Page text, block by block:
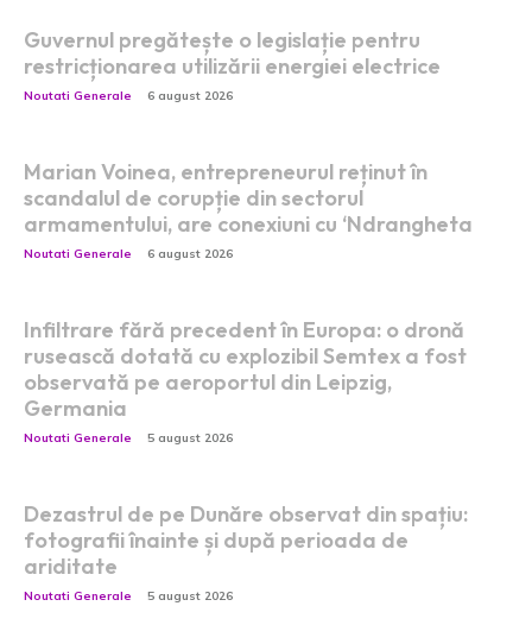
Guvernul pregătește o legislație pentru
restricționarea utilizării energiei electrice
Noutati Generale 6 august 2026
Marian Voinea, entrepreneurul reținut în
scandalul de corupție din sectorul
armamentului, are conexiuni cu ‘Ndrangheta
Noutati Generale 6 august 2026
Infiltrare fără precedent în Europa: o dronă
rusească dotată cu explozibil Semtex a fost
observată pe aeroportul din Leipzig,
Germania
Noutati Generale 5 august 2026
Dezastrul de pe Dunăre observat din spațiu:
fotografii înainte și după perioada de
ariditate
Noutati Generale 5 august 2026